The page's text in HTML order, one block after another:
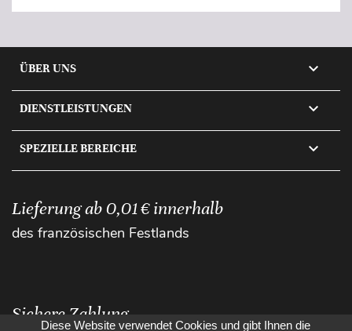
ÜBER UNS 
DIENSTLEISTUNGEN 
SPEZIELLE BEREICHE 
Lieferung ab 0,01 € innerhalb
des französischen Festlands
Sichere Zahlung
Diese Website verwendet Cookies und gibt Ihnen die